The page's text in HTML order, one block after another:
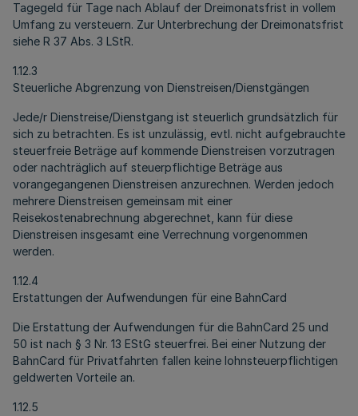
Tagegeld für Tage nach Ablauf der Dreimonatsfrist in vollem
Umfang zu versteuern. Zur Unterbrechung der Dreimonatsfrist
siehe R 37 Abs. 3 LStR.
1.12.3
Steuerliche Abgrenzung von Dienstreisen/Dienstgängen
Jede/r Dienstreise/Dienstgang ist steuerlich grundsätzlich für
sich zu betrachten. Es ist unzulässig, evtl. nicht aufgebrauchte
steuerfreie Beträge auf kommende Dienstreisen vorzutragen
oder nachträglich auf steuerpflichtige Beträge aus
vorangegangenen Dienstreisen anzurechnen. Werden jedoch
mehrere Dienstreisen gemeinsam mit einer
Reisekostenabrechnung abgerechnet, kann für diese
Dienstreisen insgesamt eine Verrechnung vorgenommen
werden.
1.12.4
Erstattungen der Aufwendungen für eine BahnCard
Die Erstattung der Aufwendungen für die BahnCard 25 und
50 ist nach § 3 Nr. 13 EStG steuerfrei. Bei einer Nutzung der
BahnCard für Privatfahrten fallen keine lohnsteuerpflichtigen
geldwerten Vorteile an.
1.12.5